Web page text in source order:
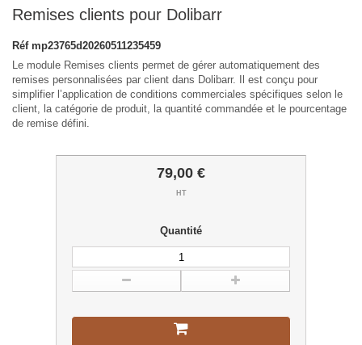
Remises clients pour Dolibarr
Réf mp23765d20260511235459
Le module Remises clients permet de gérer automatiquement des
remises personnalisées par client dans Dolibarr. Il est conçu pour
simplifier l’application de conditions commerciales spécifiques selon le
client, la catégorie de produit, la quantité commandée et le pourcentage
de remise défini.
79,00 €
HT
Quantité